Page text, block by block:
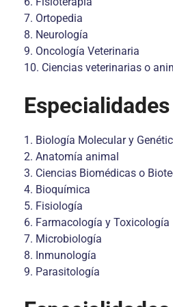
7. Ortopedia
8. Neurología
9. Oncología Veterinaria
10. Ciencias veterinarias o
1. Biología Molecular y
2. Anatomía animal
3. Ciencias Biomédicas o
4. Bioquímica
5. Fisiología
6. Farmacología y Toxicología
7. Microbiología
8. Inmunología
9. Parasitología